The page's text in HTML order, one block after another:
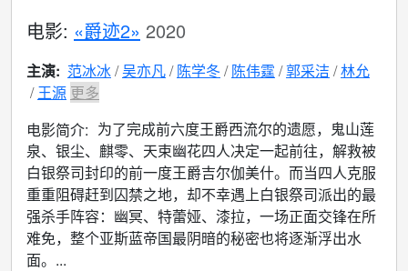
电影: «爵迹2» 2020
主演: 范冰冰 吴亦凡 陈学冬 陈伟霆 郭采洁 林允
王源 更多
电影简介: 为了完成前六度王爵西流尔的遗愿，鬼山莲
泉、银尘、麒零、天束幽花四人决定一起前往，解救被
白银祭司封印的前一度王爵吉尔伽美什。而当四人克服
重重阻碍赶到囚禁之地，却不幸遇上白银祭司派出的最
强杀手阵容：幽冥、特蕾娅、漆拉，一场正面交锋在所
难免，整个亚斯蓝帝国最阴暗的秘密也将逐渐浮出水
面。...